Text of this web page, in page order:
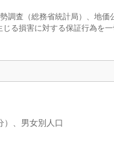
査（総務省統計局）、地
る損害に対する保証行為を
）、男女別人口